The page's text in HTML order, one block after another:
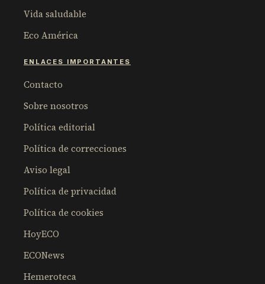
Vida saludable
Eco América
ENLACES IMPORTANTES
Contacto
Sobre nosotros
Política editorial
Política de correcciones
Aviso legal
Política de privacidad
Política de cookies
HoyECO
ECONews
Hemeroteca